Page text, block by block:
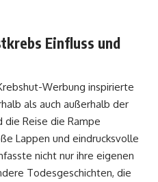
Einfluss und
Werbung inspirierte
als auch außerhalb der
Reise die Rampe
Lappen und eindrucksvolle
nicht nur ihre eigenen
Todesgeschichten, die